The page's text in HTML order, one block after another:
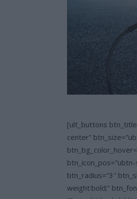
[ult_buttons
center”
btn_radius=”3″
weight:bold;”